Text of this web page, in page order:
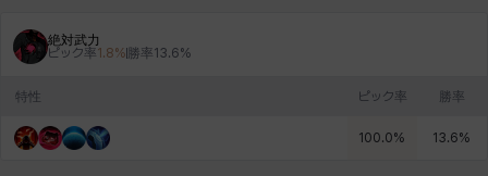
絶対武力
ピック率1.8% 勝率13.6%
特性 ピック率 勝率
100.0% 13.6%